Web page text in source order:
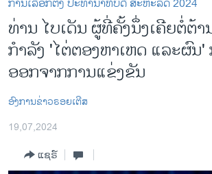
ຂ້າມ
ຂ້າມ
ຂ້າມ
ໄປ
ຫາ
ຊອກ
ລາວ
ອາເມຣິກາ
ການເລືອກຕັ້ງ ປະທານາທີບໍດີ ສະຫະລັດ 2024
ອິດສະຫຼະພາບດ້ານການຂ່າວ
ການເລືອກຕັ້ງ ປະທານາທິບໍດີ ສະຫະລັດ 2024
ທ່ານ ໄບເດັນ ຜູ້ທີ່ຄັ້ງນຶ່ງເຄີຍຕໍ່ຕ້
ກຳລັງ 'ໄຕ່ຕອງຫາເຫດ ແລະຜົນ'
ອອກຈາກການແຂ່ງຂັນ
ອົງການຂ່າວຣອຍເຕີສ
19,07,2024
ແຊຣ໌